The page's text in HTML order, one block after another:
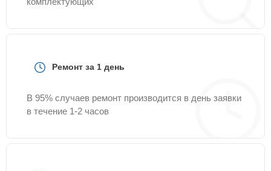
Ремонт за 1 день
В 95% случаев ремонт производится в день заявки
в течение 1-2 часов